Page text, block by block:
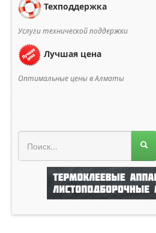
Техподдержка
Услуги технической поддержки
Лучшая цена
Оптимальные цены в Алматы